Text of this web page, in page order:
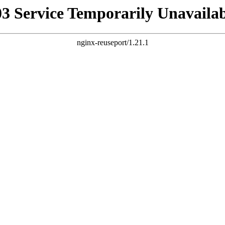
Service Temporarily
nginx-reuseport/1.21.1